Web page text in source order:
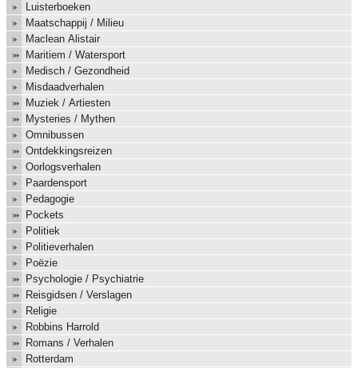
Luisterboeken
Maatschappij / Milieu
Maclean Alistair
Maritiem / Watersport
Medisch / Gezondheid
Misdaadverhalen
Muziek / Artiesten
Mysteries / Mythen
Omnibussen
Ontdekkingsreizen
Oorlogsverhalen
Paardensport
Pedagogie
Pockets
Politiek
Politieverhalen
Poëzie
Psychologie / Psychiatrie
Reisgidsen / Verslagen
Religie
Robbins Harrold
Romans / Verhalen
Rotterdam